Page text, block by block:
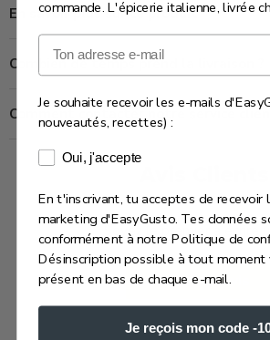
En savoir plus sur ce produit
Combien de temps prend la livraison ?
Comment contacter notre service client
Soyez le premier à écrire
Écrire un avis
commande. L'épicerie italienne, livrée
Email
Je souhaite recevoir les e-mails
nouveautés, recettes) :
Consentement e-mails marketing
Oui, j'accepte
En t'inscrivant, tu acceptes de recevoir
marketing d'EasyGusto. Tes données
conformément à notre Politique de
Désinscription possible à tout moment
présent en bas de chaque e-mail.
Je reçois mon code -